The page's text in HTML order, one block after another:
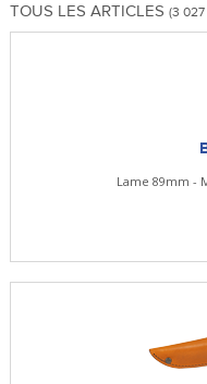
TOUS LES ARTICLES (3
Lame 89mm -